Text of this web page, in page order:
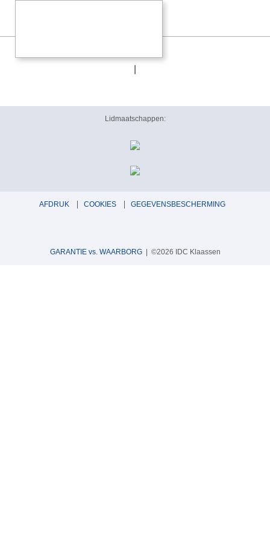
Lidmaatschappen:
AFDRUK COOKIES GEGEVENSBESCHERMING
GARANTIE vs. WAARBORG| ©2026 IDC Klaassen